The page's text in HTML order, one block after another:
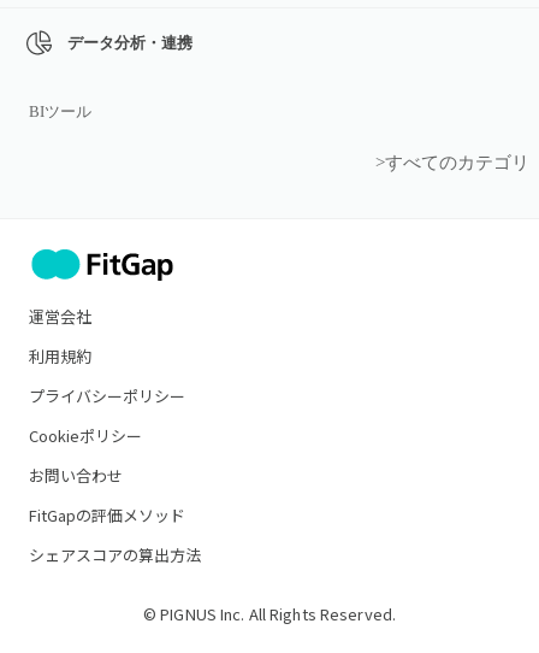
データ分析・連携
BIツール
>すべてのカテゴリ
運営会社
利用規約
プライバシーポリシー
Cookieポリシー
お問い合わせ
FitGapの評価メソッド
シェアスコアの算出方法
© PIGNUS Inc. All Rights Reserved.